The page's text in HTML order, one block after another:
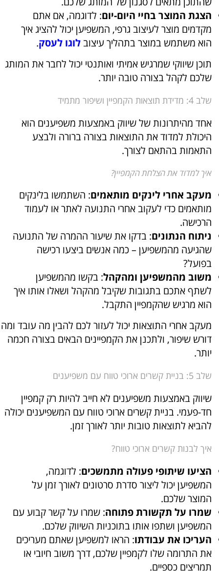
הצגת המוצר בחיי היום-יום: לדוגמה, אם אתם
מקדמים מוצר לעיצוב גרפי, המשפיען יכול להציג איך
הוא משתמש במוצר בתהליך עיצוב לוגו לעסק.
תוכן שיווקי שמרגיש אמיתי ואותנטי יכול לחבר את המותג
שלכם לקהל בצורה טובה יותר.
שלב 4: מדידת תוצאות הקמפיין ושיפור מתמיד
אחד מהיתרונות של שיווק באמצעות משפיענים הוא
היכולת למדוד את התוצאות בצורה ברורה ולבצע
התאמות בהתאם לצורך.
איך למדוד את הצלחת הקמפיין?
מעקב אחרי לינקים מותאמים: השתמשו בלינקים
מותאמים כדי לעקוב אחרי התנועה לאתר או לעמוד
הרכישה.
ניתוח הנתונים: בדקו את שיעור ההמרה של התנועה
שהגיעה מהמשפיען – כמה אנשים ביצעו רכישה
בפועל?
משוב מהמשפיען ומהקהל: בקשו מהמשפיען
לשתף אתכם בתגובות שקיבל מהקהל ושאלו אותו איך
הוא מרגיש שהקמפיין התקבל.
מעקב אחרי התוצאות יכול לעזור לכם להבין מה עובד ומה
דורש שיפור, ולתכנן את הקמפיינים הבאים בצורה חכמה
יותר.
שלב 5: בניית קשרים ארוכי טווח עם משפיענים
שיווק באמצעות משפיענים לא חייב להיות רק קמפיין
חד-פעמי. בניית קשרים ארוכי טווח עם המשפיענים יכולה
להביא לתוצאות טובות יותר לאורך זמן.
איך לבנות קשרים ארוכי טווח?
הציעו שיתופי פעולה מתמשכים: לדוגמה,
המשפיען יכול ליצור סדרת סרטונים לאורך זמן על
המוצר שלכם.
שמרו על תקשורת פתוחה: שמרו על קשר קבוע עם
המשפיען ושתפו אותו בתוכניות השיווק שלכם.
העריכו את עבודתו: הראו למשפיען שאתם מעריכים
את התרומה שלו לקמפיין שלכם, דרך משוב חיובי או
תמריצים כספיים.